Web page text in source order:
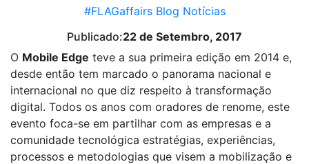
#FLAGaffairs Blog Notícias
Publicado:22 de Setembro, 2017
O Mobile Edge teve a sua primeira edição em 2014 e,
desde então tem marcado o panorama nacional e
internacional no que diz respeito à transformação
digital. Todos os anos com oradores de renome, este
evento foca-se em partilhar com as empresas e a
comunidade tecnológica estratégias, experiências,
processos e metodologias que visem a mobilização e